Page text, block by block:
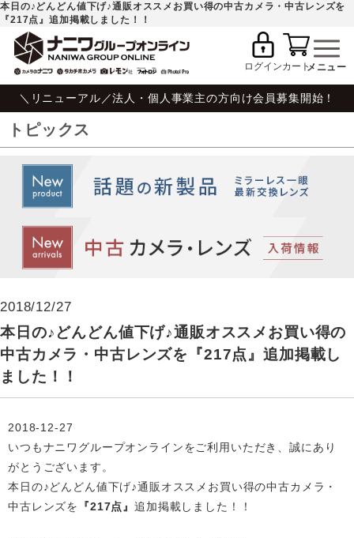
本日の♪どんどん値下げ♪通販オススメお買い得の中古カメラ・中古レンズを
『217点』追加掲載しました！！
ログインカート
＼リニューアル／法人・個人事業主の方向け会員募集開始！
トピックス
2018/12/27
本日の♪どんどん値下げ♪通販オススメお買い得の
中古カメラ・中古レンズを『217点』追加掲載し
ました！！
2018-12-27
いつもナニワグループオンラインをご利用いただき、誠にあり
がとうございます。
本日の♪どんどん値下げ♪通販オススメお買い得の中古カメラ・
中古レンズを
『217点』追加掲載 しました！！